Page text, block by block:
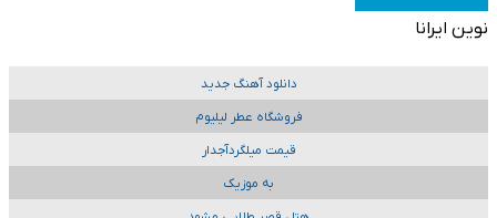
نوین ایرانا
دانلود آهنگ جدید
فروشگاه عطر لیلیوم
قیمت میلگردآجدار
به موزیک